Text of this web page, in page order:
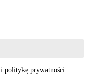
i politykę prywatności.